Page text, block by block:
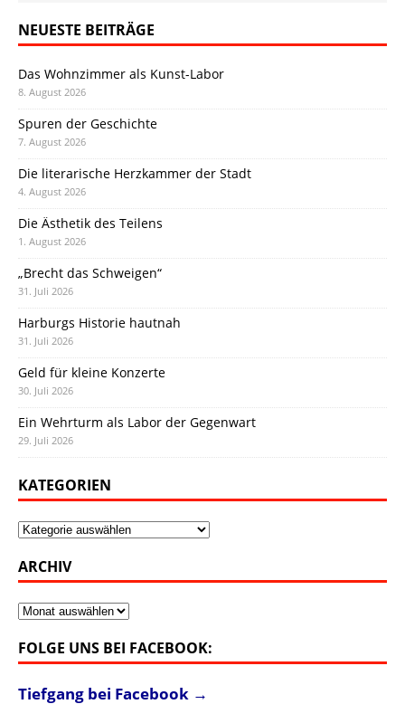
NEUESTE BEITRÄGE
Das Wohnzimmer als Kunst-Labor
8. August 2026
Spuren der Geschichte
7. August 2026
Die literarische Herzkammer der Stadt
4. August 2026
Die Ästhetik des Teilens
1. August 2026
„Brecht das Schweigen“
31. Juli 2026
Harburgs Historie hautnah
31. Juli 2026
Geld für kleine Konzerte
30. Juli 2026
Ein Wehrturm als Labor der Gegenwart
29. Juli 2026
KATEGORIEN
Kategorien
ARCHIV
Archiv
FOLGE UNS BEI FACEBOOK:
Tiefgang bei Facebook →